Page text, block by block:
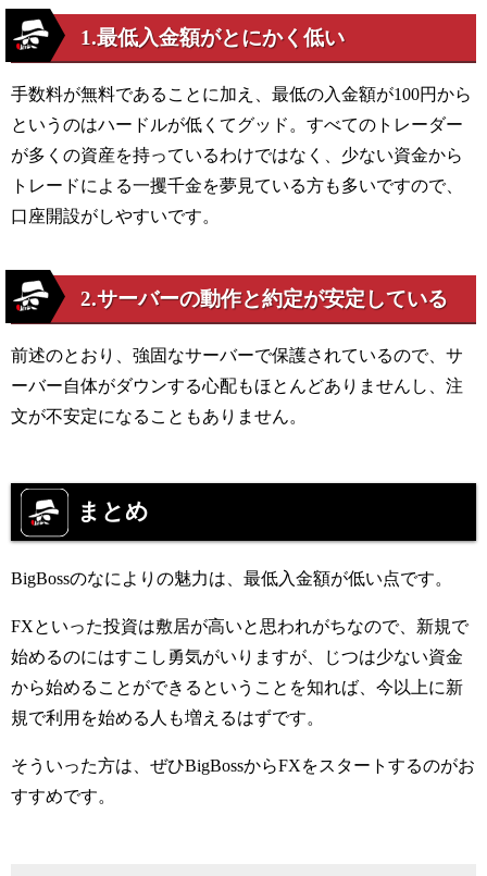
1.最低入金額がとにかく低い
手数料が無料であることに加え、最低の入金額が100円から
というのはハードルが低くてグッド。すべてのトレーダー
が多くの資産を持っているわけではなく、少ない資金から
トレードによる一攫千金を夢見ている方も多いですので、
口座開設がしやすいです。
2.サーバーの動作と約定が安定している
前述のとおり、強固なサーバーで保護されているので、サ
ーバー自体がダウンする心配もほとんどありませんし、注
文が不安定になることもありません。
まとめ
BigBossのなによりの魅力は、最低入金額が低い点です。
FXといった投資は敷居が高いと思われがちなので、新規で
始めるのにはすこし勇気がいりますが、じつは少ない資金
から始めることができるということを知れば、今以上に新
規で利用を始める人も増えるはずです。
そういった方は、ぜひBigBossからFXをスタートするのがお
すすめです。